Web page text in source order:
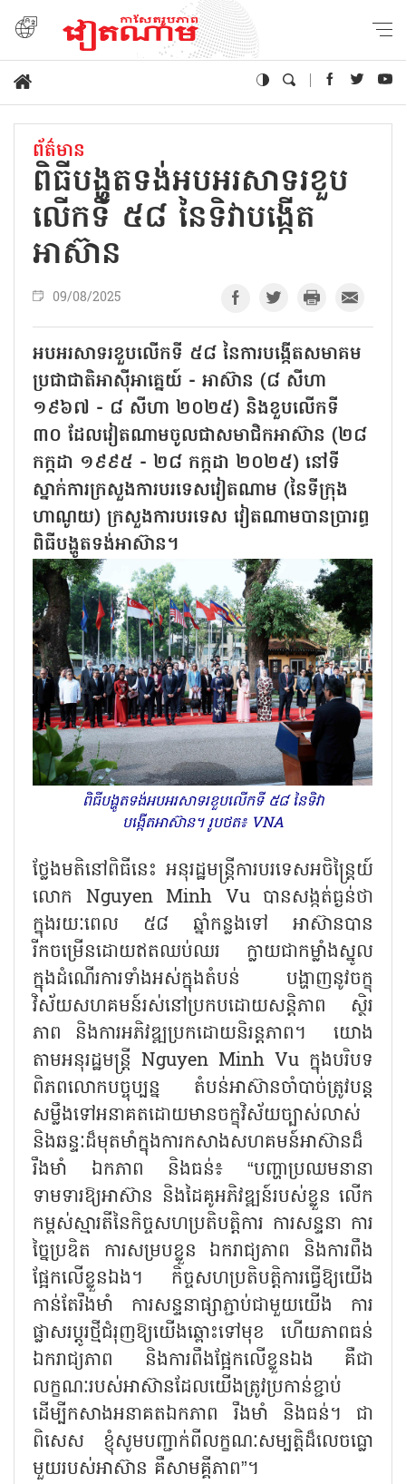
ព័ត៌មាន
ពិធីបង្ហូតទង់​អបអរសាទរ​ខួប​
លើក​ទី ​៥៨ ​នៃ​ទិវាបង្កើត​
អាស៊ាន​
09/08/2025
អបអរសាទរខួបលើកទី ៥៨ នៃការបង្កើតសមាគម
ប្រជាជាតិអាស៊ីអាគ្នេយ៍ - អាស៊ាន (៨ សីហា
១៩៦៧ - ៨ សីហា ២០២៥) និងខួបលើកទី
៣០ ដែលវៀតណាមចូលជាសមាជិកអាស៊ាន (២៨
កក្កដា ១៩៩៥ - ២៨ កក្កដា ២០២៥) នៅទី
ស្នាក់ការក្រសួងការបរទេសវៀតណាម (នៃទីក្រុង
ហាណូយ) ក្រសួងការបរទេស វៀតណាមបានប្រារព្ធ
ពិធីបង្ហូតទង់អាស៊ាន។
ពិធីបង្ហូតទង់អបអរសាទរខួបលើកទី ៥៨ នៃទិវា
បង្កើតអាស៊ាន។ រូបថត៖ VNA
ថ្លែងមតិនៅពិធីនេះ អនុរដ្ឋមន្ត្រីការបរទេសអចិន្ត្រៃយ៍
លោក Nguyen Minh Vu បានសង្កត់ធ្ងន់ថា
ក្នុងរយៈពេល ៥៨ ឆ្នាំកន្លងទៅ អាស៊ានបាន
រីកចម្រើនដោយឥតឈប់ឈរ ក្លាយជាកម្លាំងស្នូល
ក្នុងដំណើរការទាំងអស់ក្នុងតំបន់ បង្ហាញនូវចក្ខុ
វិស័យសហគមន៍រស់នៅប្រកបដោយសន្តិភាព ស្ថិរ
ភាព និងការអភិវឌ្ឍប្រកដោយនិរន្តភាព។ យោង
តាមអនុរដ្ឋមន្ត្រី Nguyen Minh Vu ក្នុងបរិបទ
ពិភពលោកបច្ចុប្បន្ន តំបន់អាស៊ានចាំបាច់ត្រូវបន្ត
សម្លឹងទៅអនាគតដោយមានចក្ខុវិស័យច្បាស់លាស់
និងឆន្ទៈដ៏មុតមាំក្នុងការកសាងសហគមន៍អាស៊ានដ៏
រឹងមាំ ឯកភាព និងធន់៖ “បញ្ហាប្រឈមនានា
ទាមទារឱ្យអាស៊ាន និងដៃគូអភិវឌ្ឍន៍របស់ខ្លួន លើក
កម្ពស់ស្មារតីនៃកិច្ចសហប្រតិបត្តិការ ការសន្ទនា ការ
ច្នៃប្រឌិត ការសម្របខ្លួន ឯករាជ្យភាព និងការពឹង
ផ្អែកលើខ្លួនឯង។ កិច្ចសហប្រតិបត្តិការធ្វើឱ្យយើង
កាន់តែរឹងមាំ ការសន្ទនាផ្សាភ្ជាប់ជាមួយយើង ការ
ផ្លាសរប្តូរថ្មីជំរុញឱ្យយើងឆ្ពោះទៅមុខ ហើយភាពធន់
ឯករាជ្យភាព និងការពឹងផ្អែកលើខ្លួនឯង គឺជា
លក្ខណៈរបស់អាស៊ានដែលយើងត្រូវប្រកាន់ខ្ជាប់
ដើម្បីកសាងអនាគតឯកភាព រឹងមាំ និងធន់។ ជា
ពិសេស ខ្ញុំសូមបញ្ជាក់ពីលក្ខណៈសម្បត្តិដ៏លេចធ្លោ
មួយរបស់អាស៊ាន គឺសាមគ្គីភាព”។